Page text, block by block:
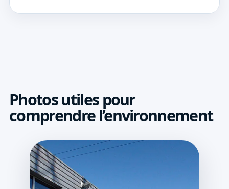
Photos utiles pour
comprendre l’environnement